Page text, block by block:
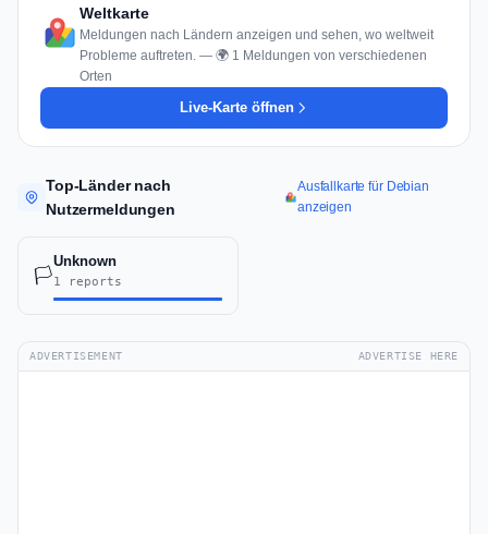
Weltkarte
Meldungen nach Ländern anzeigen und sehen, wo weltweit
Probleme auftreten. — 🌍 1 Meldungen von verschiedenen
Orten
Live-Karte öffnen
Top-Länder nach
Nutzermeldungen
Ausfallkarte für Debian
anzeigen
🏳️
Unknown
1 reports
ADVERTISEMENT ADVERTISE HERE